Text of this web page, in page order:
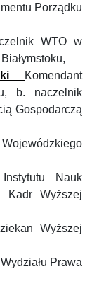
Porządku
WTO w
Komendant
b. naczelnik
Gospodarczą
Nauk
Kadr Wyższej
Wyższej
Prawa